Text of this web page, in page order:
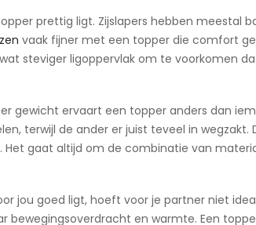
prettig ligt. Zijslapers hebben meestal
vaak fijner met een topper die comfort
steviger ligoppervlak om te voorkomen
gewicht ervaart een topper anders dan
terwijl de ander er juist teveel in wegzakt.
gaat altijd om de combinatie van
jou goed ligt, hoeft voor je partner niet
en warmte. Een